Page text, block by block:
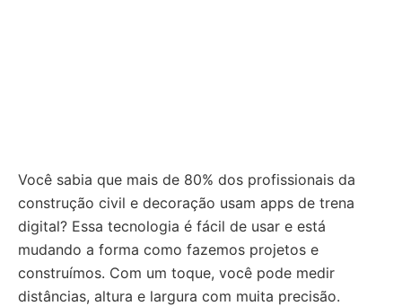
Você sabia que mais de 80% dos profissionais da
construção civil e decoração usam apps de trena
digital? Essa tecnologia é fácil de usar e está
mudando a forma como fazemos projetos e
construímos. Com um toque, você pode medir
distâncias, altura e largura com muita precisão.